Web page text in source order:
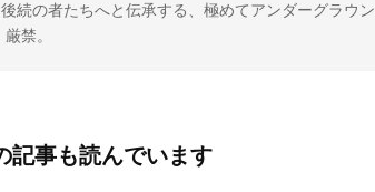
続の者たちへと伝承する、極めてアンダーグラウ
禁。
記事も読んでいます